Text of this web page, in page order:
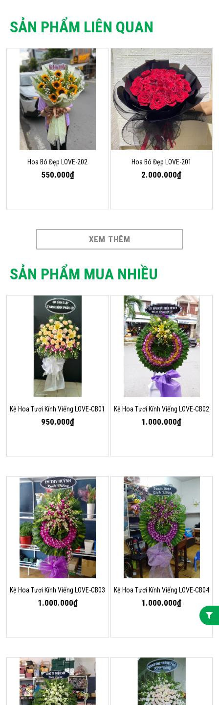
SẢN PHẨM LIÊN QUAN
Hoa Bó Đẹp LOVE-202
550.000₫
Hoa Bó Đẹp LOVE-201
2.000.000₫
XEM THÊM
SẢN PHẨM MUA NHIỀU
Kệ Hoa Tươi Kính Viếng LOVE-CB01
950.000₫
Kệ Hoa Tươi Kính Viếng LOVE-CB02
1.000.000₫
Kệ Hoa Tươi Kính Viếng LOVE-CB03
1.000.000₫
Kệ Hoa Tươi Kính Viếng LOVE-CB04
1.000.000₫